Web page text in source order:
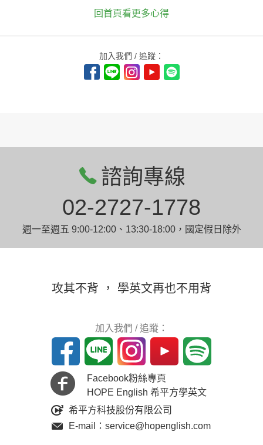
回首頁看更多心得
加入我們 / 追蹤：
諮詢專線
02-2727-1778
週一至週五 9:00-12:00、13:30-18:00，國定假日除外
攻其不背 ， 學英文再也不用背
加入我們 / 追蹤：
Facebook粉絲專頁
HOPE English 希平方學英文
希平方科技股份有限公司
E-mail：service@hopenglish.com